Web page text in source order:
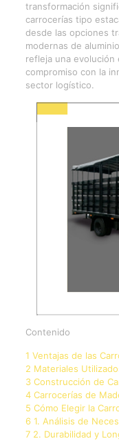
transformación
carrocerías tipo
desde las opciones
modernas de
refleja una evolución
compromiso con la
sector logístico.
Contenido
1 Ventajas de las
2 Materiales
3 Construcción de
4 Carrocerías de
5 Cómo Elegir la
6 1. Análisis de
7 2. Durabilidad y